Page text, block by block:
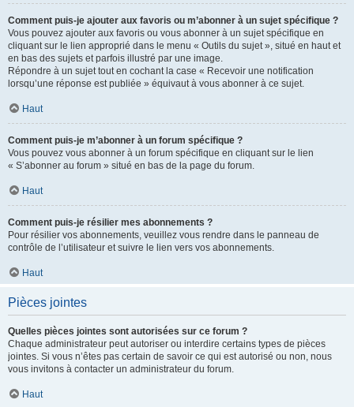
Comment puis-je ajouter aux favoris ou m’abonner à un sujet spécifique ?
Vous pouvez ajouter aux favoris ou vous abonner à un sujet spécifique en
cliquant sur le lien approprié dans le menu « Outils du sujet », situé en haut et
en bas des sujets et parfois illustré par une image.
Répondre à un sujet tout en cochant la case « Recevoir une notification
lorsqu’une réponse est publiée » équivaut à vous abonner à ce sujet.
Haut
Comment puis-je m’abonner à un forum spécifique ?
Vous pouvez vous abonner à un forum spécifique en cliquant sur le lien
« S’abonner au forum » situé en bas de la page du forum.
Haut
Comment puis-je résilier mes abonnements ?
Pour résilier vos abonnements, veuillez vous rendre dans le panneau de
contrôle de l’utilisateur et suivre le lien vers vos abonnements.
Haut
Pièces jointes
Quelles pièces jointes sont autorisées sur ce forum ?
Chaque administrateur peut autoriser ou interdire certains types de pièces
jointes. Si vous n’êtes pas certain de savoir ce qui est autorisé ou non, nous
vous invitons à contacter un administrateur du forum.
Haut